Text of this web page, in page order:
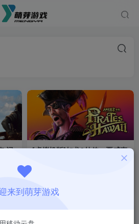
记
30
[虚拟机版]如龙8外传：夏威夷
1个月前
来到萌芽游戏